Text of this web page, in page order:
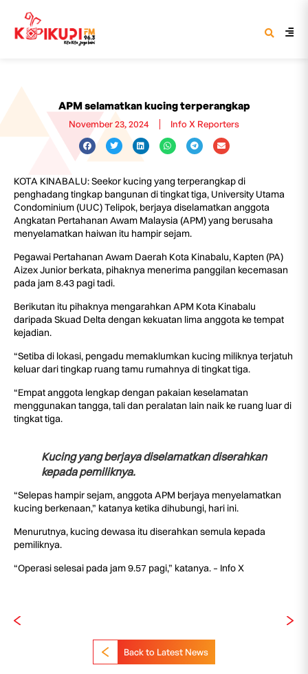
APM selamatkan kucing terperangkap
November 23, 2024 Info X Reporters
KOTA KINABALU: Seekor kucing yang terperangkap di
penghadang tingkap bangunan di tingkat tiga, University Utama
Condominium (UUC) Telipok, berjaya diselamatkan anggota
Angkatan Pertahanan Awam Malaysia (APM) yang berusaha
menyelamatkan haiwan itu hampir sejam.
Pegawai Pertahanan Awam Daerah Kota Kinabalu, Kapten (PA)
Aizex Junior berkata, pihaknya menerima panggilan kecemasan
pada jam 8.43 pagi tadi.
Berikutan itu pihaknya mengarahkan APM Kota Kinabalu
daripada Skuad Delta dengan kekuatan lima anggota ke tempat
kejadian.
“Setiba di lokasi, pengadu memaklumkan kucing miliknya terjatuh
keluar dari tingkap ruang tamu rumahnya di tingkat tiga.
“Empat anggota lengkap dengan pakaian keselamatan
menggunakan tangga, tali dan peralatan lain naik ke ruang luar di
tingkat tiga.
Kucing yang berjaya diselamatkan diserahkan
kepada pemiliknya.
“Selepas hampir sejam, anggota APM berjaya menyelamatkan
kucing berkenaan,” katanya ketika dihubungi, hari ini.
Menurutnya, kucing dewasa itu diserahkan semula kepada
pemiliknya.
“Operasi selesai pada jam 9.57 pagi,” katanya. – Info X
Back to Latest News